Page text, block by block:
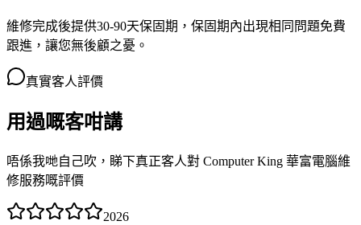
維修完成後提供30-90天保固期，保固期內出現相同問題免費
跟進，讓您無後顧之憂。
真實客人評價
用過嘅客咁講
唔係我哋自己吹，睇下真正客人對 Computer King 華富電腦維
修服務嘅評價
2026